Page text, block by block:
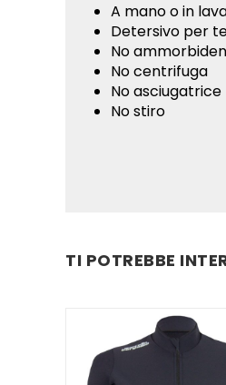
A mano o in
Detersivo per
No
No centrifuga
No asciugatrice
No stiro
TI POTREBBE